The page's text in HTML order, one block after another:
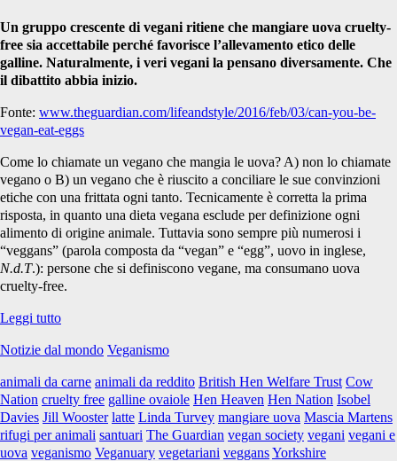
Un gruppo crescente di vegani ritiene che mangiare uova cruelty-
free sia accettabile perché favorisce l’allevamento etico delle
galline. Naturalmente, i veri vegani la pensano diversamente. Che
il dibattito abbia inizio.
Fonte: www.theguardian.com/lifeandstyle/2016/feb/03/can-you-be-
vegan-eat-eggs
Come lo chiamate un vegano che mangia le uova? A) non lo chiamate
vegano o B) un vegano che è riuscito a conciliare le sue convinzioni
etiche con una frittata ogni tanto. Tecnicamente è corretta la prima
risposta, in quanto una dieta vegana esclude per definizione ogni
alimento di origine animale. Tuttavia sono sempre più numerosi i
“veggans” (parola composta da “vegan” e “egg”, uovo in inglese,
N.d.T.): persone che si definiscono vegane, ma consumano uova
cruelty-free.
Leggi tuttoSi
essere
e
mangiare
le
uova?
Notizie dal mondo Veganismo
animali da carne animali da reddito British Hen Welfare Trust Cow
Nation cruelty free galline ovaiole Hen Heaven Hen Nation Isobel
Davies Jill Wooster latte Linda Turvey mangiare uova Mascia Martens
rifugi per animali santuari The Guardian vegan society vegani vegani e
uova veganismo Veganuary vegetariani veggansYorkshire